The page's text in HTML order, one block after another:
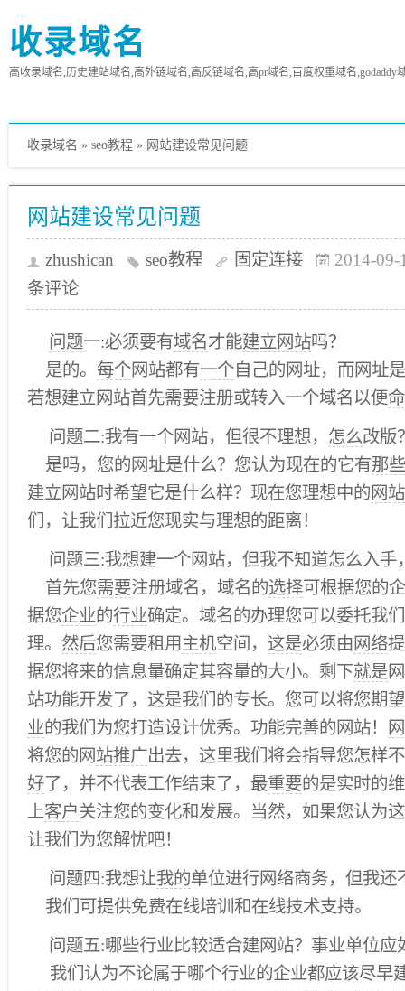
收录域名
高收录域名,历史建站域名,高外链域名,高反链域名,高pr域名,百度权重域名,godaddy
收录域名 » seo教程 » 网站建设常见问题
网站建设常见问题
zhushican seo教程 固定连接
2014-09-
条评论
问题一:必须要有域名才能建立网站吗？
是的。 每个网站都有一个自己的网址，而网址
若想建立网站首先需要注册或转入一个域名以便
问题二:我有一个网站，但很不理想， 怎么改版
是吗，您的网址是什么？您认为现在的它有那些
建立网站时希望它是什么样？现在您理想中的网站
们，让我们拉近您现实与理想的距离！
问题三:我想建一个网站，但我不知道怎么入手
首先您需要注册域名，域名的选择可根据您的
据您企业的行业确定。域名的办理您可以委托我
理。 然后您需要租用 主机空间， 这是必须由网络
据您将来的信息量确定其容量的大小。剩下就是
站功能开发了，这是我们的专长。您可以将您期
业的我们为您打造设计优秀。功能完善的网站！
将您的网站推广出去，这里我们将会指导您怎样
好了，并不代表工作结束了，最重要的是实时的
上客户关注您的变化和发展。当然，如果您认为
让我们为您解忧吧！
问题四:我想让我的单位进行网络商务，但我还
我们可提供免费在线培训和在线技术支持。
问题五:哪些行业比较适合建网站？事业单位应
我们认为不论属于哪个行业的企业都应该尽早